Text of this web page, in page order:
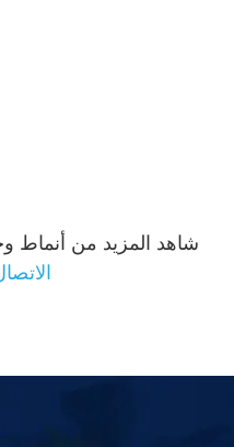
شاهد المزيد من أنماط